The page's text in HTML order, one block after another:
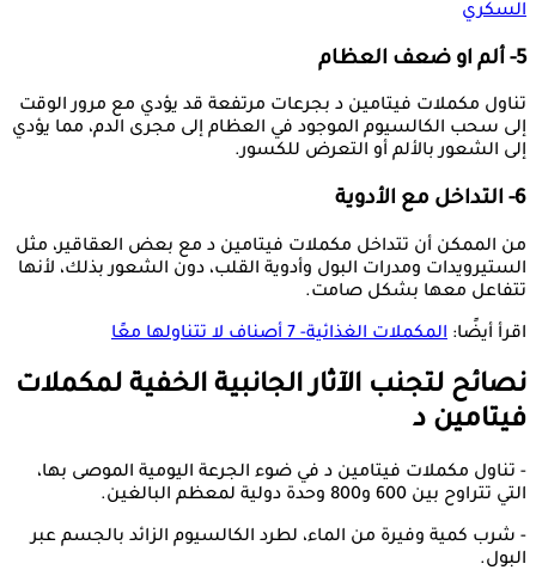
السكري
5- ألم او ضعف العظام
تناول مكملات فيتامين د بجرعات مرتفعة قد يؤدي مع مرور الوقت
إلى سحب الكالسيوم الموجود في العظام إلى مجرى الدم، مما يؤدي
إلى الشعور بالألم أو التعرض للكسور.
6- التداخل مع الأدوية
من الممكن أن تتداخل مكملات فيتامين د مع بعض العقاقير، مثل
الستيرويدات ومدرات البول وأدوية القلب، دون الشعور بذلك، لأنها
تتفاعل معها بشكل صامت.
اقرأ أيضًا: المكملات الغذائية- 7 أصناف لا تتناولها معًا
نصائح لتجنب الآثار الجانبية الخفية لمكملات
فيتامين د
- تناول مكملات فيتامين د في ضوء الجرعة اليومية الموصى بها،
التي تتراوح بين 600 و800 وحدة دولية لمعظم البالغين.
- شرب كمية وفيرة من الماء، لطرد الكالسيوم الزائد بالجسم عبر
البول.